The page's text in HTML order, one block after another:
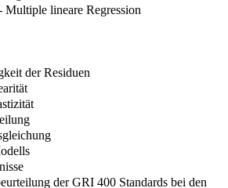
Multiple lineare Regression
der Residuen